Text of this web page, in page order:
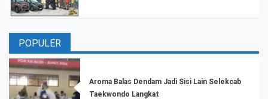
POPULER
Aroma Balas Dendam Jadi Sisi Lain Selekcab
Taekwondo Langkat